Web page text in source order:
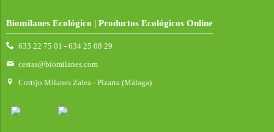
Biomilanes Ecológico | Productos Ecológicos Online
633 22 75 01 - 634 25 08 29
cestas@biomilanes.com
Cortijo Milanes Zalea - Pizarra (Málaga)